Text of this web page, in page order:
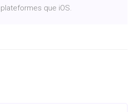
que iOS.